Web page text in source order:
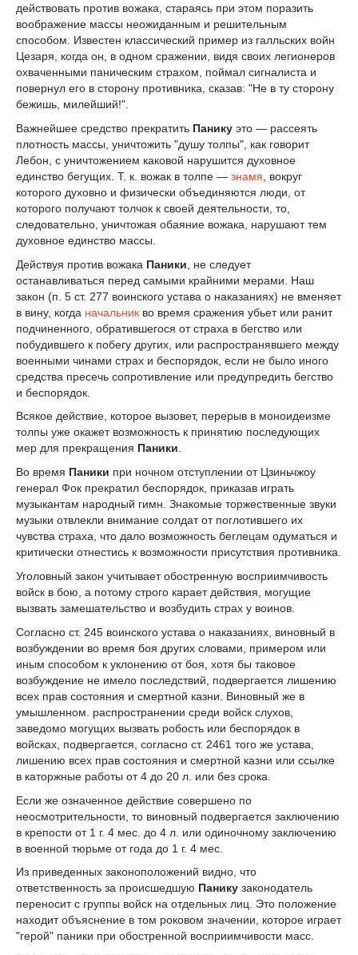
действовать против вожака, стараясь при этом поразить
воображение массы неожиданным и решительным
способом. Известен классический пример из галльских войн
Цезаря, когда он, в одном сражении, видя своих легионеров
охваченными паническим страхом, поймал сигналиста и
повернул его в сторону противника, сказав: "Не в ту сторону
бежишь, милейший!".
Важнейшее средство прекратить Панику это — рассеять
плотность массы, уничтожить "душу толпы", как говорит
Лебон, с уничтожением каковой нарушится духовное
единство бегущих. Т. к. вожак в толпе — знамя , вокруг
которого духовно и физически объединяются люди, от
которого получают толчок к своей деятельности, то,
следовательно, уничтожая обаяние вожака, нарушают тем
духовное единство массы.
Действуя против вожака Паники , не следует
останавливаться перед самыми крайними мерами. Наш
закон (п. 5 ст. 277 воинского устава о наказаниях) не вменяет
в вину, когда начальник во время сражения убьет или ранит
подчиненного, обратившегося от страха в бегство или
побудившего к побегу других, или распространявшего между
военными чинами страх и беспорядок, если не было иного
средства пресечь сопротивление или предупредить бегство
и беспорядок.
Всякое действие, которое вызовет, перерыв в моноидеизме
толпы уже окажет возможность к принятию последующих
мер для прекращения Паники.
Во время Паники при ночном отступлении от Цзиньчжоу
генерал Фок прекратил беспорядок, приказав играть
музыкантам народный гимн. Знакомые торжественные звуки
музыки отвлекли внимание солдат от поглотившего их
чувства страха, что дало возможность беглецам одуматься и
критически отнестись к возможности присутствия противника.
Уголовный закон учитывает обостренную восприимчивость
войск в бою, а потому строго карает действия, могущие
вызвать замешательство и возбудить страх у воинов.
Согласно ст. 245 воинского устава о наказаниях, виновный в
возбуждении во время боя других словами, примером или
иным способом к уклонению от боя, хотя бы таковое
возбуждение не имело последствий, подвергается лишению
всех прав состояния и смертной казни. Виновный же в
умышленном. распространении среди войск слухов,
заведомо могущих вызвать робость или беспорядок в
войсках, подвергается, согласно ст. 2461 того же устава,
лишению всех прав состояния и смертной казни или ссылке
в каторжные работы от 4 до 20 л. или без срока.
Если же означенное действие совершено по
неосмотрительности, то виновный подвергается заключению
в крепости от 1 г. 4 мес. до 4 л. или одиночному заключению
в военной тюрьме от года до 1 г. 4 мес.
Из приведенных законоположений видно, что
ответственность за происшедшую Панику законодатель
переносит с группы войск на отдельных лиц. Это положение
находит объяснение в том роковом значении, которое играет
"герой" паники при обостренной восприимчивости масс.